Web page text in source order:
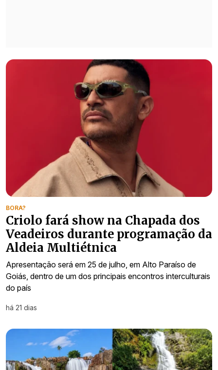
BORA?
Criolo fará show na Chapada dos
Veadeiros durante programação da
Aldeia Multiétnica
Apresentação será em 25 de julho, em Alto Paraíso de
Goiás, dentro de um dos principais encontros interculturais
do país
há 21 dias